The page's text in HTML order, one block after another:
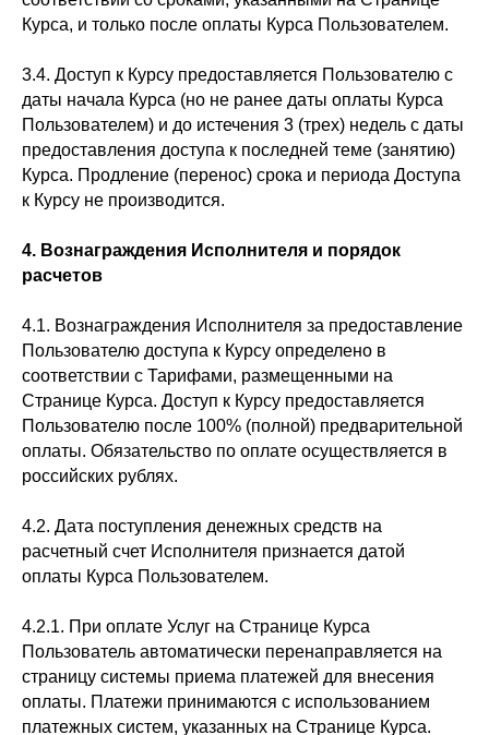
Курса, и только после оплаты Курса Пользователем.
3.4. Доступ к Курсу предоставляется Пользователю с
даты начала Курса (но не ранее даты оплаты Курса
Пользователем) и до истечения 3 (трех) недель с даты
предоставления доступа к последней теме (занятию)
Курса. Продление (перенос) срока и периода Доступа
к Курсу не производится.
4. Вознаграждения Исполнителя и порядок
расчетов
4.1. Вознаграждения Исполнителя за предоставление
Пользователю доступа к Курсу определено в
соответствии с Тарифами, размещенными на
Странице Курса. Доступ к Курсу предоставляется
Пользователю после 100% (полной) предварительной
оплаты. Обязательство по оплате осуществляется в
российских рублях.
4.2. Дата поступления денежных средств на
расчетный счет Исполнителя признается датой
оплаты Курса Пользователем.
4.2.1. При оплате Услуг на Странице Курса
Пользователь автоматически перенаправляется на
страницу системы приема платежей для внесения
оплаты. Платежи принимаются с использованием
платежных систем, указанных на Странице Курса.